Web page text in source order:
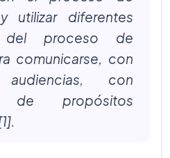
utilizar diferentes
del proceso de
comunicarse, con
audiencias, con
de propósitos